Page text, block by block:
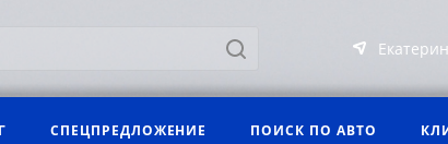
СПЕЦПРЕДЛОЖЕНИЕ ПОИСК ПО АВТО